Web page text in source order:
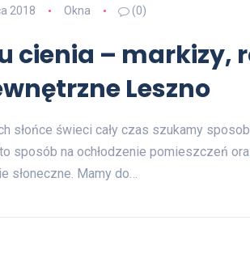
2018 Okna (0)
cienia – markizy,
Leszno
słońce świeci cały czas szukamy
sposób na ochłodzenie pomieszczeń
Mamy do…